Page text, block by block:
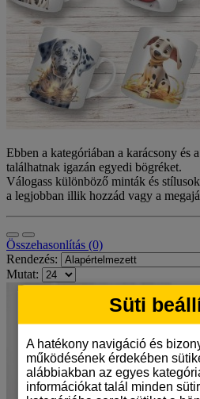
Ebben a kategóriában a karácsony és
találhatnak igazán egyedi bögréket.
Válogass különböző minták és
a legjobban illik hozzád vagy a
Összehasonlítás (0)
Rendezés:
Mutat:
Süti
A hatékony navigáció és
működésének érdekében
alábbiakban az egyes
információkat talál minden